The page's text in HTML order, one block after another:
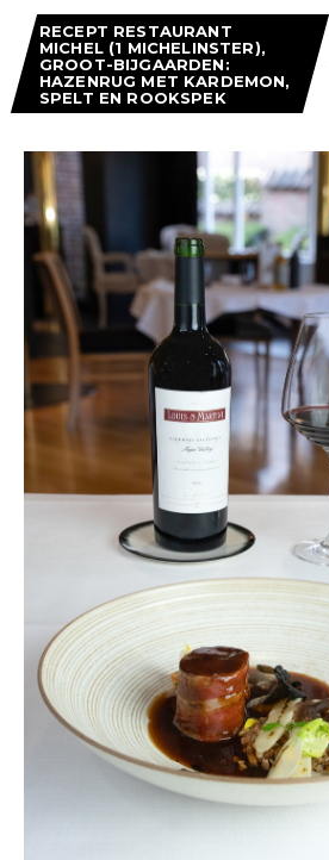
RECEPT RESTAURANT
MICHEL (1 MICHELINSTER),
GROOT-BIJGAARDEN:
HAZENRUG MET KARDEMON,
SPELT EN ROOKSPEK